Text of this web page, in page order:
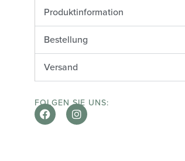
Produktinformation
Bestellung
Versand
FOLGEN SIE UNS: